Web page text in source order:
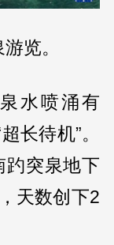
览。
水喷涌有
长待机”。
趵突泉地下
天数创下2